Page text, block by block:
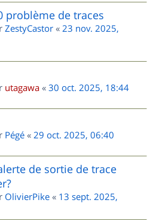
problème de traces
ZestyCastor « 23 nov. 2025,
utagawa « 30 oct. 2025, 18:44
Pégé « 29 oct. 2025, 06:40
de sortie de trace
OlivierPike « 13 sept. 2025,